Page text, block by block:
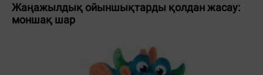
Жаңажылдық ойыншықтарды қолдан жасау:
моншақ шар